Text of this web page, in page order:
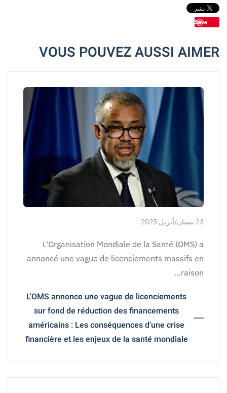
Save
VOUS POUVEZ AUSSI AIMER
23 نيسان/أبريل 2025
L'Organisation Mondiale de la Santé (OMS) a
annoncé une vague de licenciements massifs en
raison…
L'OMS annonce une vague de licenciements
sur fond de réduction des financements
américains : Les conséquences d'une crise
financière et les enjeux de la santé mondiale